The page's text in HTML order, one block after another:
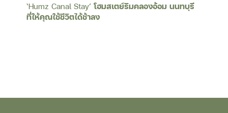
‘Humz Canal Stay’ โฮมสเตย์ริมคลองอ้อม นนทบุรี
ที่ให้คุณใช้ชีวิตได้ช้าลง